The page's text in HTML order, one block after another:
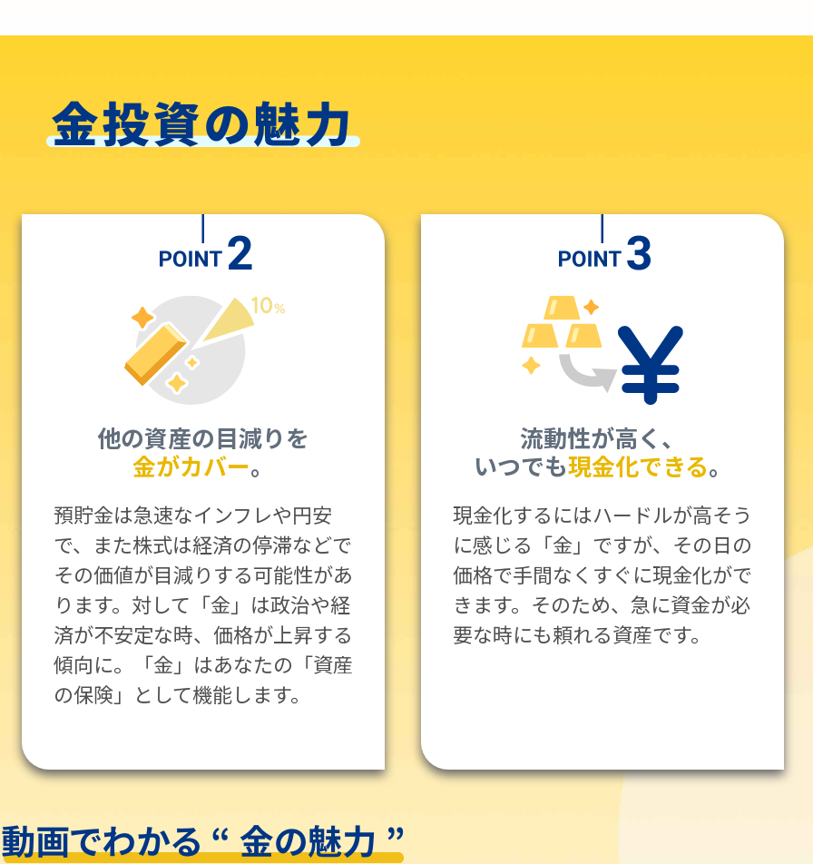
他の資産の目減りを
金がカバー。
預貯金は急速なインフレや円安
で、また株式は経済の停滞などで
その価値が目減りする可能性があ
ります。対して「金」は政治や経
済が不安定な時、価格が上昇する
傾向に。「金」はあなたの「資産
の保険」として機能します。
流動性が高く、
いつでも現金化できる。
現金化するにはハードルが高そう
に感じる「金」ですが、その日の
価格で手間なくすぐに現金化がで
きます。そのため、急に資金が必
要な時にも頼れる資産です。